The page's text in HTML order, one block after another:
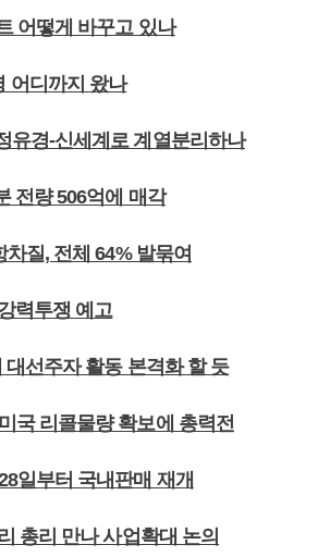
어떻게 바꾸고 있나
어디까지 왔나
유경-신세계로 계열분리하나
전량 506억에 매각
질, 전체 64% 발묶여
력투쟁 예고
선주자 활동 본격화 할 듯
국 리콜물량 확보에 총력전
일부터 국내판매 재개
총리 만나 사업확대 논의